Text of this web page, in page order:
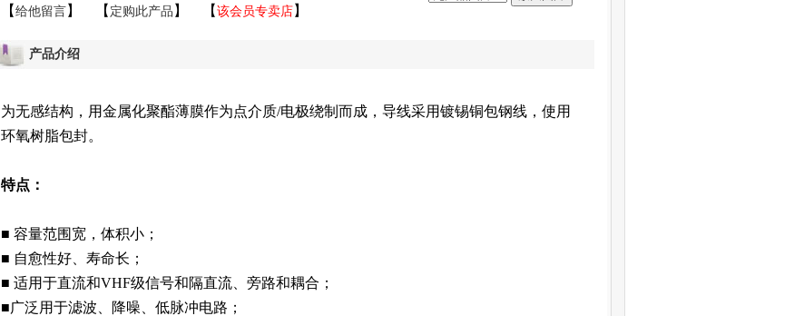
【 给他留言】 【 定购此产品 】 【 该会员专卖店】
产品介绍
为无感结构，用金属化聚酯薄膜作为点介质/电极绕制而成，导线采用镀锡铜包钢线，使用
环氧树脂包封。
特点：
■ 容量范围宽，体积小；
■ 自愈性好、寿命长；
■ 适用于直流和VHF级信号和隔直流、旁路和耦合；
■广泛用于滤波、降噪、低脉冲电路；